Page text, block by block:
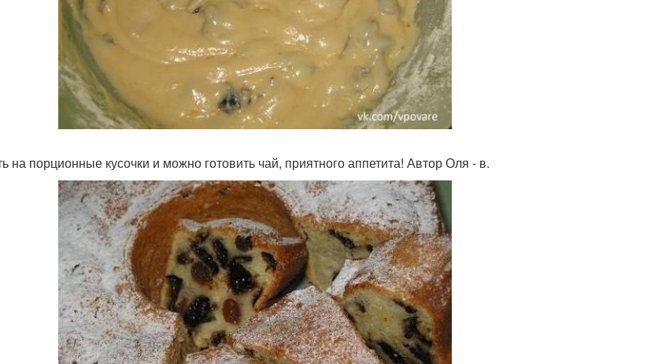
на порционные кусочки и можно готовить чай, приятного аппетита! Автор Оля - в.